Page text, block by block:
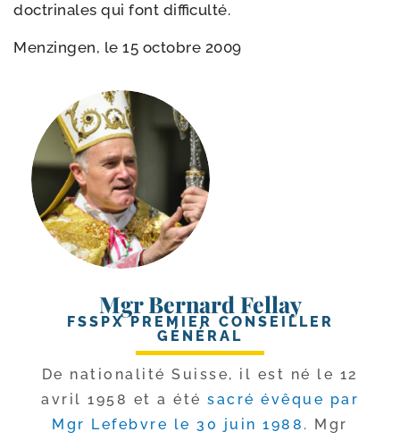
doc­tri­nales qui font difficulté.
Menzingen, le 15 octobre 2009
Mgr Bernard Fellay
FSSPX PREMIER CONSEILLER
GÉNÉRAL
De natio­na­li­té Suisse, il est né le 12
avril 1958 et a été sacré évêque par
Mgr Lefebvre le 30 juin 1988 . Mgr